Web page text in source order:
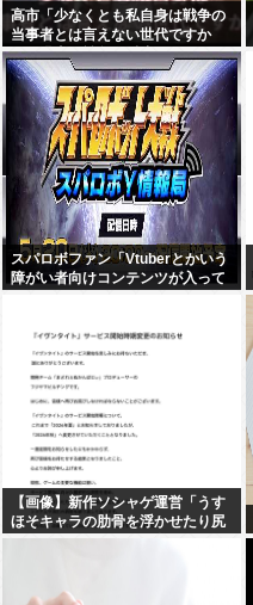
高市「少なくとも私自身は戦争の
当事者とは言えない世代ですか
ら、過去の戦争を反省なんかして
おりませんし、反省を求められる
いわれもない」
スパロボファン「Vtuberとかいう
障がい者向けコンテンツが入って
【画像】新作ソシャゲ運営「うす
ほそキャラの肋骨を浮かせたり尻
をデカ尻にしたりして遊んでたら